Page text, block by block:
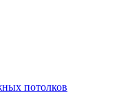
потолков